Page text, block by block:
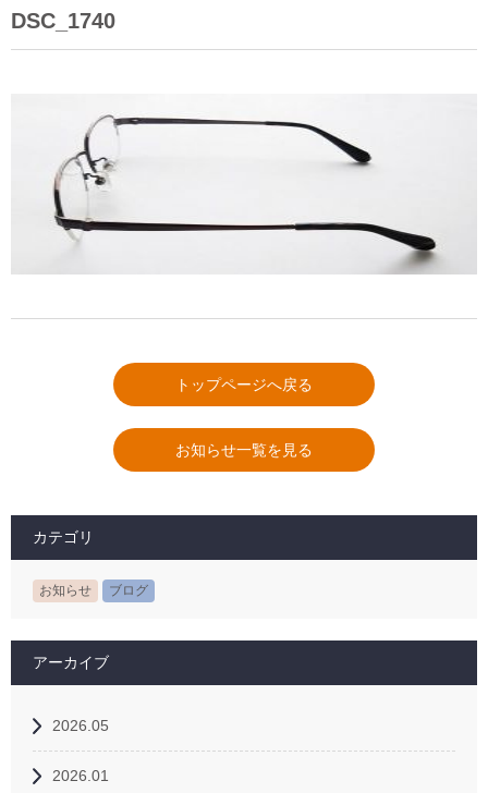
DSC_1740
トップページへ戻る
お知らせ一覧を見る
カテゴリ
お知らせ ブログ
アーカイブ
2026.05
2026.01